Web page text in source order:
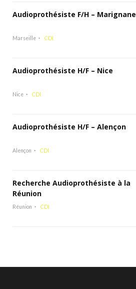
Audioprothésiste F/H – Marignane
Marseille CDI
Audioprothésiste H/F – Nice
Nice CDI
Audioprothésiste H/F – Alençon
Alençon CDI
Recherche Audioprothésiste à la
Réunion
Réunion CDI